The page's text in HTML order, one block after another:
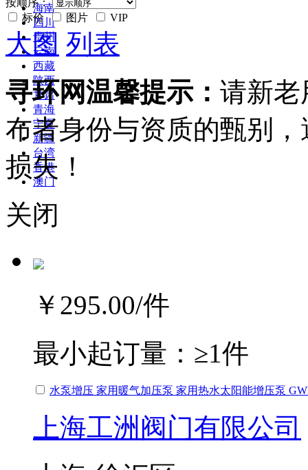
海南
四川
贵州
云南
西藏
陕西
甘肃
青海
宁夏
新疆
台湾
香港
澳门
标价
图片 VIP
大图 列表
寻环网温馨提示： 请新老
布者身份与资质的甄别
损失！
关闭
￥295.00/件
最小起订量： ≥1件
水泵增压 家用暖气加压泵 家用热水太阳能增压泵
上海工洲阀门有限公司